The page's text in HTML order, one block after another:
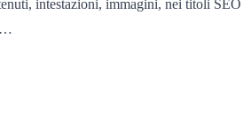
intestazioni, immagini, nei titoli SEO
…